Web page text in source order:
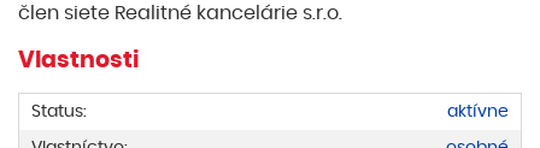
člen siete Realitné kancelárie s.r.o.
Vlastnosti
Status:
aktívne